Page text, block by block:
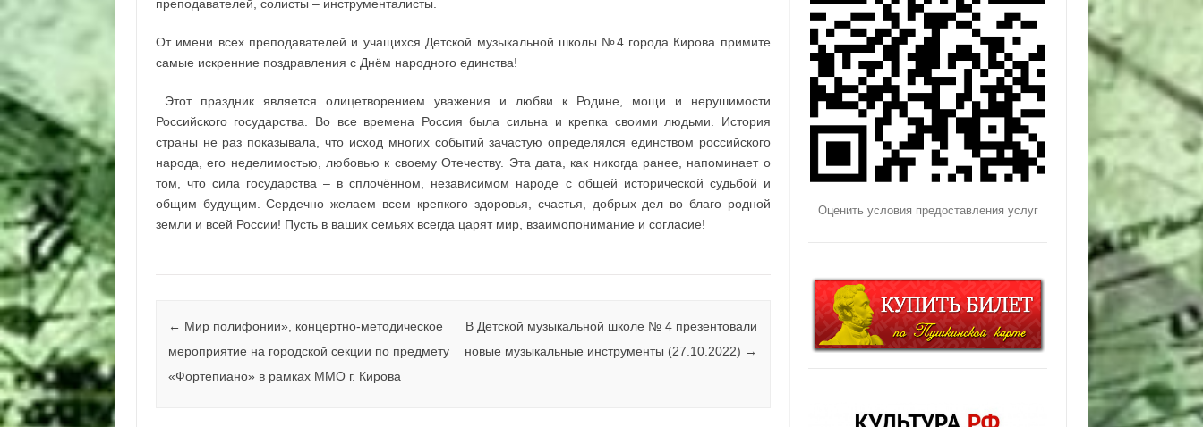
преподавателей, солисты – инструменталисты.
От имени всех преподавателей и учащихся Детской музыкальной школы №4 города Кирова примите
самые искренние поздравления с Днём народного единства!
Этот праздник является олицетворением уважения и любви к Родине, мощи и нерушимости
Российского государства. Во все времена Россия была сильна и крепка своими людьми. История
страны не раз показывала, что исход многих событий зачастую определялся единством российского
народа, его неделимостью, любовью к своему Отечеству. Эта дата, как никогда ранее, напоминает о
том, что сила государства – в сплочённом, независимом народе с общей исторической судьбой и
общим будущим. Сердечно желаем всем крепкого здоровья, счастья, добрых дел во благо родной
земли и всей России! Пусть в ваших семьях всегда царят мир, взаимопонимание и согласие!
Навигация по записям
← Мир полифонии», концертно-методическое
мероприятие на городской секции по предмету
«Фортепиано» в рамках ММО г. Кирова
В Детской музыкальной школе № 4 презентовали
новые музыкальные инструменты (27.10.2022) →
Оценить условия предоставления услуг